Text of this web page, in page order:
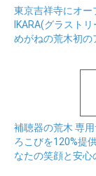
東京吉祥寺にオー
IKARA(グラスト
めがねの荒木初の
補聴器の荒木 専
ろこびを120%提
なたの笑顔と安心